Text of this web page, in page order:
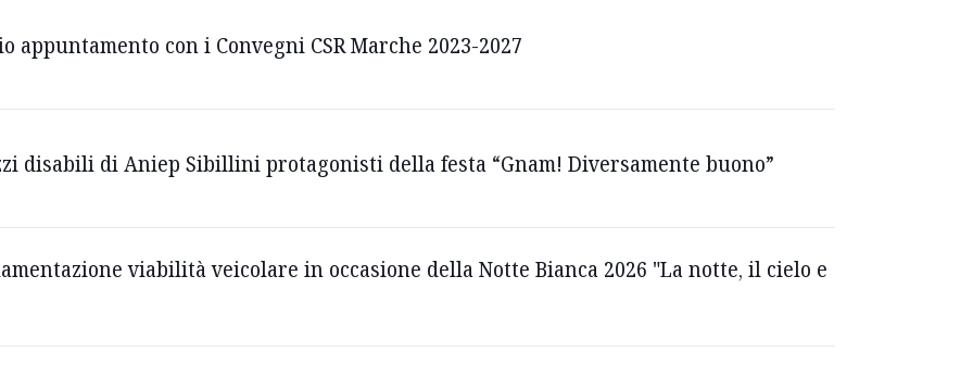
appuntamento con i Convegni CSR Marche 2023-2027
disabili di Aniep Sibillini protagonisti della festa “Gnam! Diversamente buono”
viabilità veicolare in occasione della Notte Bianca 2026 "La notte, il cielo e